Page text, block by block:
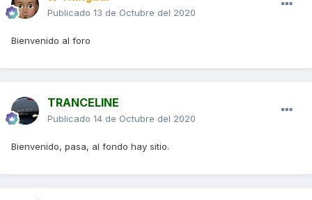
Publicado 13 de Octubre del 2020
Bienvenido al foro
TRANCELINE
Publicado 14 de Octubre del 2020
Bienvenido, pasa, al fondo hay sitio.